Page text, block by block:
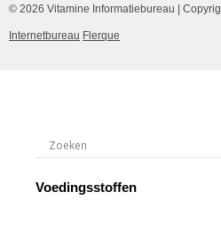
© 2026 Vitamine Informatiebureau |
Internetbureau Flerque
Voedingsstoffen